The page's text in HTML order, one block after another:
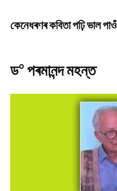
কেনেধৰণৰ কবিতা পঢ়ি ভাল পাওঁ
ড০ পৰমানন্দ মহন্ত